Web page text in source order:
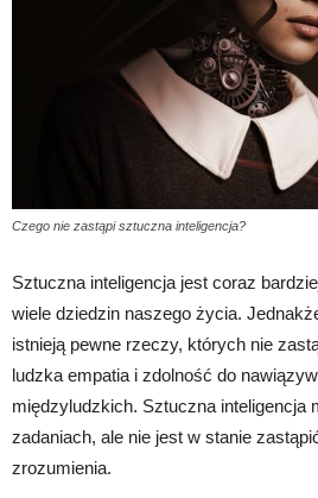
Czego nie zastąpi sztuczna inteligencja?
Sztuczna inteligencja jest coraz
wiele dziedzin naszego życia.
istnieją pewne rzeczy, których nie
ludzka empatia i zdolność do
międzyludzkich. Sztuczna inteligencja
zadaniach, ale nie jest w stanie
zrozumienia.